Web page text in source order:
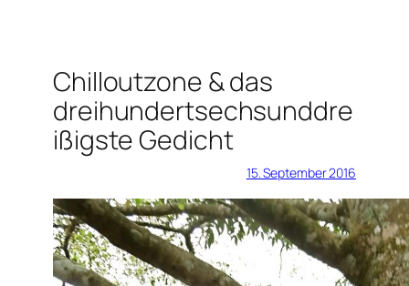
Chilloutzone & das
dreihundertsechsunddre
ißigste Gedicht
15. September 2016